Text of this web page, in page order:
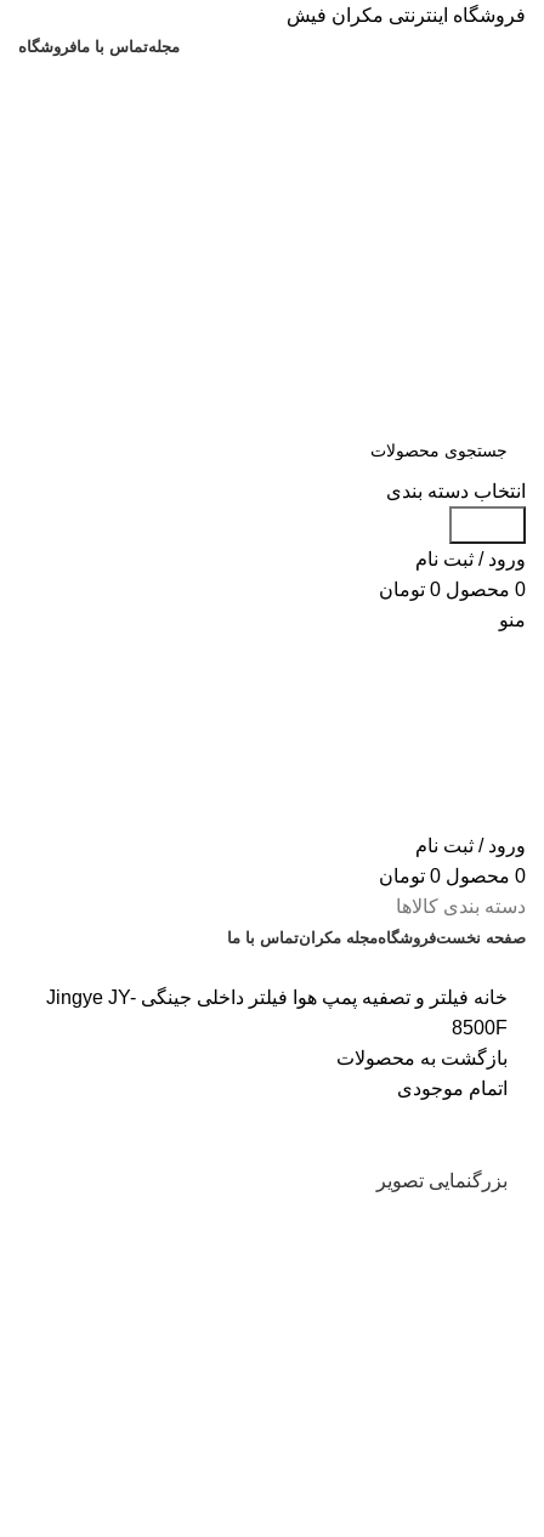
فروشگاه اینترنتی مکران فیش
مجلهتماس با مافروشگاه
انتخاب دسته بندی
ورود / ثبت نام
0 محصول 0 تومان
منو
ورود / ثبت نام
0 محصول 0 تومان
دسته بندی کالاها
صفحه نخستفروشگاهمجله مکرانتماس با ما
خانه فیلتر و تصفیه پمپ هوا
فیلتر داخلی جینگی Jingye JY-
8500F
بازگشت به محصولات
اتمام موجودی
بزرگنمایی تصویر